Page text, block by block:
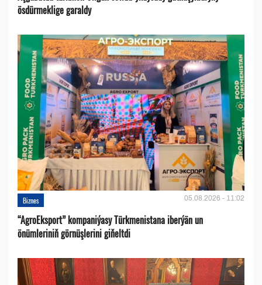
ösdürmeklige garaldy
Biznes 05.08.2026 - 11:02
“AgroEksport” kompaniýasy Türkmenistana iberýän un
önümleriniň görnüşlerini giňeltdi